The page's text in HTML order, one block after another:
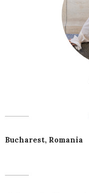
Bucharest, Romania